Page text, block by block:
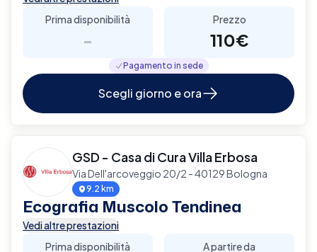
Prima disponibilità
-
Prezzo
110€
Pagamento in sede
Scegli giorno e ora
GSD - Casa di Cura Villa Erbosa
Via Dell'arcoveggio 20/2 - 40129 Bologna
9.2 km
Ecografia Muscolo Tendinea
Vedi altre prestazioni
Prima disponibilità
A partire da